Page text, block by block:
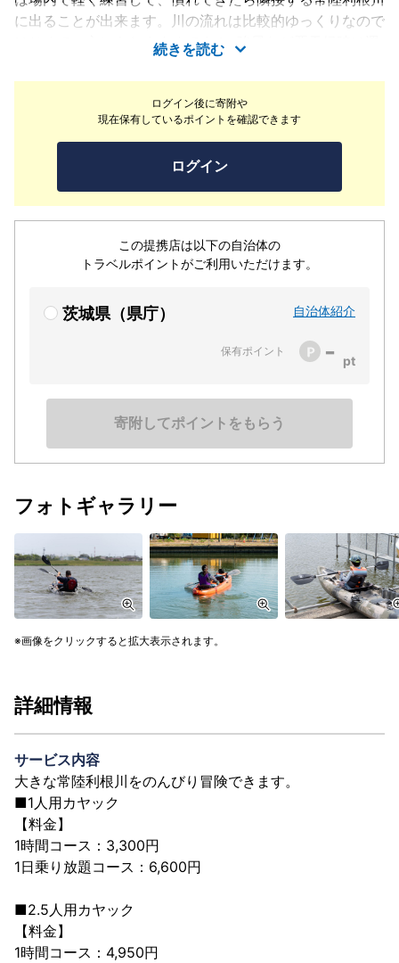
ログイン後に寄附や
現在保有しているポイントを確認できます
ログイン
この提携店は以下の自治体の
トラベルポイントがご利用いただけます。
茨城県（県庁） 自治体紹介
保有ポイント -
寄附してポイントをもらう
に出ることが出来ます。川の流れは比較的ゆっくりなので
はじめての方にもおすすめです！※強風など悪天候時は運
航可能エリアが制限されたり、アクティビティ自体中止に
なることもございます。ご了承ください。
続きを読む
フォトギャラリー
画像をクリックすると拡大表示されます。
詳細情報
サービス内容
大きな常陸利根川をのんびり冒険できます。
■1人用カヤック
【料金】
1時間コース：3,300円
1日乗り放題コース：6,600円
■2.5人用カヤック
【料金】
1時間コース：4,950円